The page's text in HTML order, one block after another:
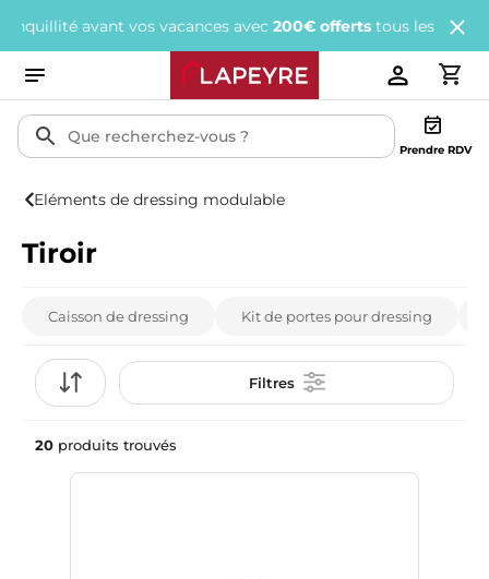
vos vacances avec200€ offertstous les 1 000€ d'achats.
Prendre RDV
Eléments de dressing modulable
Tiroir
Caisson de dressing Kit de portes pour dressing
Filtres
20 produits trouvés